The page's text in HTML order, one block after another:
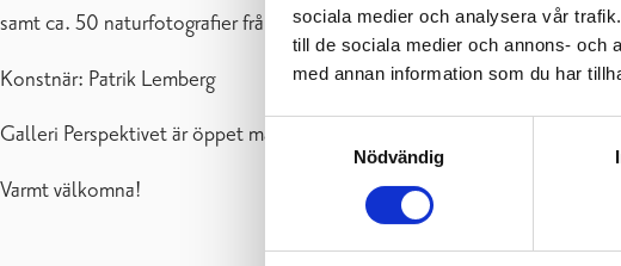
sociala medier och analysera vår
till de sociala medier och annons- och
med annan information som du har
Nödvändig
samt ca. 50 naturfotografier från Ekenäs (2011-2021).
Konstnär: Patrik Lemberg
Galleri Perspektivet är öppet må-on 10-19, to-fre 10-17, lö 10-14, sö stängt
Varmt välkomna!